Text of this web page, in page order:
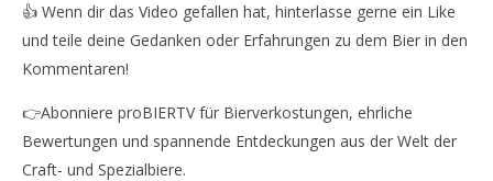
👍 Wenn dir das Video gefallen hat, hinterlasse gerne ein Like
und teile deine Gedanken oder Erfahrungen zu dem Bier in den
Kommentaren!
👉Abonniere proBIERTV für Bierverkostungen, ehrliche
Bewertungen und spannende Entdeckungen aus der Welt der
Craft- und Spezialbiere.